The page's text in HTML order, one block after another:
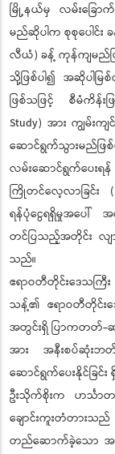
မြို့နယ်မှ လမ်းခြော
မည်ဆိုပါက စုစုပေါင်း
လီယံ) ခန့် ကုန်ကျမည်ဖြ
သို့ဖြစ်ပါ၍ အဆိုပါမြ
ဖြစ်သဖြင့် စီမံကိန်းဖ
Study) အား ကျွမ်းကျ
ဆောင်ရွက်သွားမည်ဖ
လမ်းဆောင်ရွက်ပေးရန်
ကြိုတင်လေ့လာခြင်း
ရန်ပုံငွေရရှိမှုအပေါ်
တင်ပြသည့်အတိုင်း လျာ
သည်။
ဧရာဝတီတိုင်းဒေသကြီ
သန့်၏ ဧရာဝတီတိုင်းဒ
အတွင်းရှိ ပြာကတတ်-ဆ
အား အနီးစပ်ဆုံးဘ
ဆောင်ရွက်ပေးနိုင်ခြင်း
ဦးသိုက်စိုးက ဟင်္သာ
ချောင်းကူးတံတား
တည်ဆောက်ခဲ့သော အလ